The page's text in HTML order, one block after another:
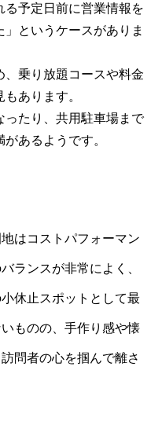
予定日前に営業情報を
というケースがありま
乗り放題コースや料金
あります。
ったり、共用駐車場まで
あるようです。
はコストパフォーマン
ランスが非常によく、
休止スポットとして最
ものの、手作り感や懐
問者の心を掴んで離さ